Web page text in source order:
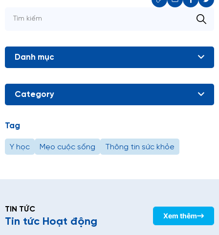
Danh mục
Category
Tag
Y học Mẹo cuộc sống Thông tin sức khỏe
TIN TỨC
Tin tức Hoạt động
Xem thêm